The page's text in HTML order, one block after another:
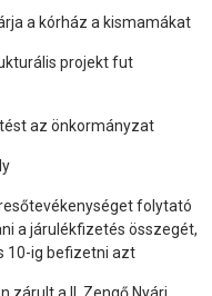
a kórház a kismamákat
projekt fut
az önkormányzat
folytató
a járulékfizetés összegét,
10-ig befizetni azt